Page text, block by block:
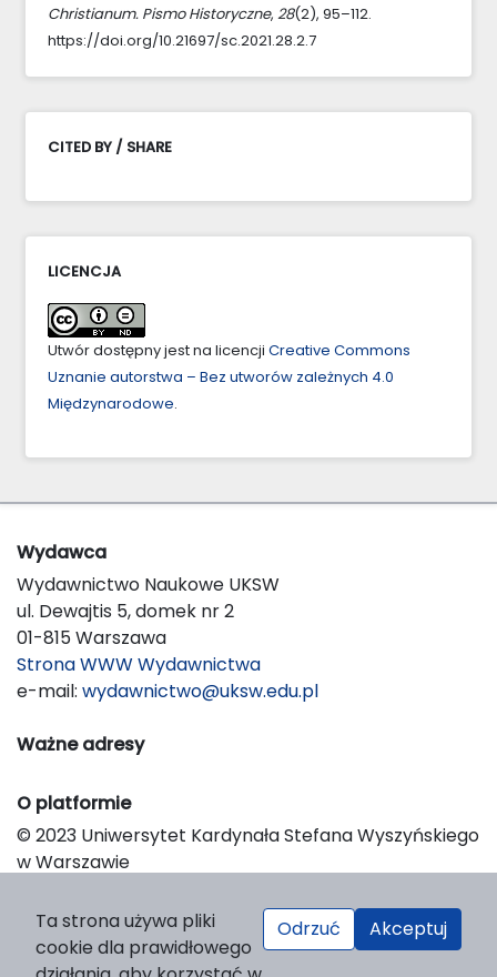
Christianum. Pismo Historyczne, 28(2), 95–112.
https://doi.org/10.21697/sc.2021.28.2.7
CITED BY / SHARE
LICENCJA
Utwór dostępny jest na licencji Creative Commons
Uznanie autorstwa – Bez utworów zależnych 4.0
Międzynarodowe.
Wydawca
Wydawnictwo Naukowe UKSW
ul. Dewajtis 5, domek nr 2
01-815 Warszawa
Strona WWW Wydawnictwa
e-mail: wydawnictwo@uksw.edu.pl
Ważne adresy
O platformie
© 2023 Uniwersytet Kardynała Stefana Wyszyńskiego
w Warszawie
Platform & Workflow by OJS/PKP
Ta strona używa pliki
cookie dla prawidłowego
Odrzuć Akceptuj